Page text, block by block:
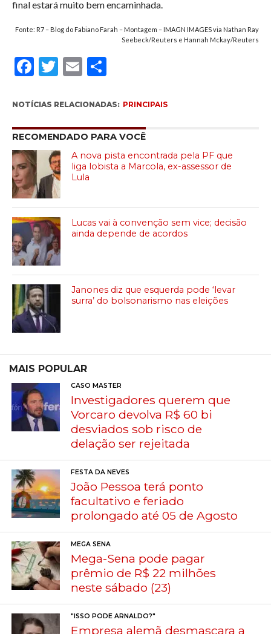
final estará muito bem encaminhada.
Fonte: R7 – Blog do Fabiano Farah – Montagem – IMAGN IMAGES via Nathan Ray
Seebeck/Reuters e Hannah Mckay/Reuters
Facebook
Twitter
EmailCompartilhar
NOTÍCIAS RELACIONADAS: PRINCIPAIS
RECOMENDADO PARA VOCÊ
A nova pista encontrada pela PF que
liga lobista a Marcola, ex-assessor de
Lula
Lucas vai à convenção sem vice; decisão
ainda depende de acordos
Janones diz que esquerda pode ‘levar
surra’ do bolsonarismo nas eleições
MAIS POPULAR
CASO MASTER
Investigadores querem que
Vorcaro devolva R$ 60 bi
desviados sob risco de
delação ser rejeitada
FESTA DA NEVES
João Pessoa terá ponto
facultativo e feriado
prolongado até 05 de Agosto
MEGA SENA
Mega-Sena pode pagar
prêmio de R$ 22 milhões
neste sábado (23)
"ISSO PODE ARNALDO?"
Empresa alemã desmascara a